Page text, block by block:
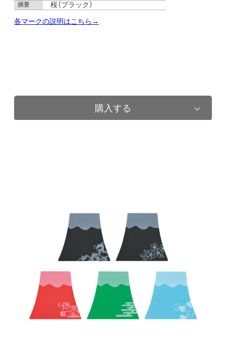
摘要 桜（ブラック）
各マークの説明はこちら→
購入する